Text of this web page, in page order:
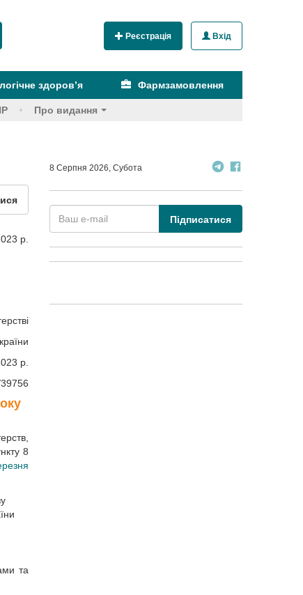
Реєстрація Вхід
здоров’я Фармзамовлення
Про видання
р.
р.
8
та
8 Серпня 2026, Субота
Підписатися